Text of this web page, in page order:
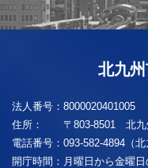
北九州
法人番号： 8000020401005
住所：
〒803-8501 北九
電話番号： 093-582-4894（
開庁時間： 月曜日から金曜